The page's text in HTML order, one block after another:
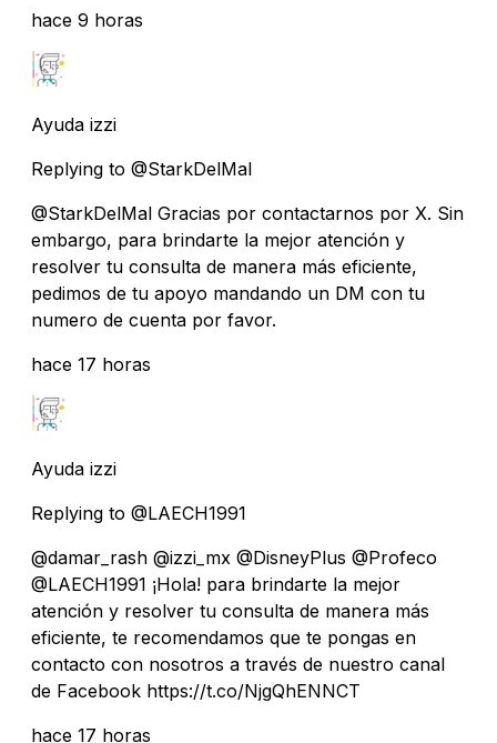
hace 9 horas
Ayuda izzi
Replying to @StarkDelMal
@StarkDelMal Gracias por contactarnos por X. Sin
embargo, para brindarte la mejor atención y
resolver tu consulta de manera más eficiente,
pedimos de tu apoyo mandando un DM con tu
numero de cuenta por favor.
hace 17 horas
Ayuda izzi
Replying to @LAECH1991
@damar_rash @izzi_mx @DisneyPlus @Profeco
@LAECH1991 ¡Hola! para brindarte la mejor
atención y resolver tu consulta de manera más
eficiente, te recomendamos que te pongas en
contacto con nosotros a través de nuestro canal
de Facebook https://t.co/NjgQhENNCT
hace 17 horas